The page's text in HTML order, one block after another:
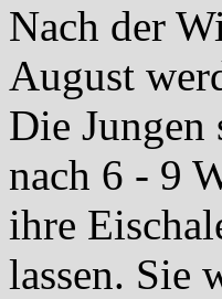
Nach der
August
Die Jungen
nach 6 - 9
ihre
lassen. Sie